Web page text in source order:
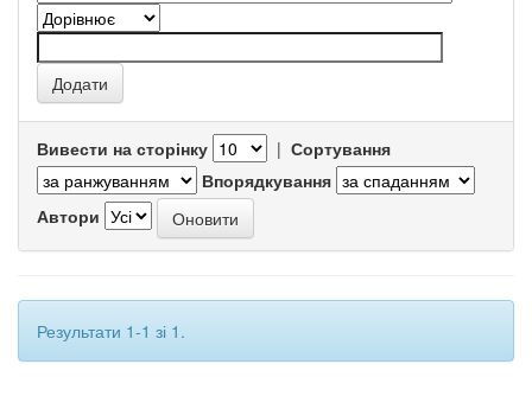
Вивести на сторінку | Сортування
Впорядкування
Автори
Результати 1-1 зі 1.